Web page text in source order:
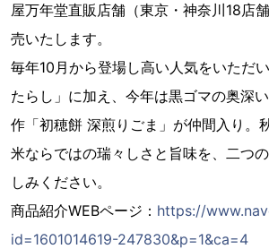
屋万年堂直販店舗（東京・神奈川18店
売いたします。
毎年10月から登場し高い人気をいただ
たらし」に加え、今年は黒ゴマの奥深
作「初穂餅 深煎りごま」が仲間入り。
米ならではの瑞々しさと旨味を、二つ
しみください。
商品紹介WEBページ： https://
id=1601014619-247830&p=1&ca=4